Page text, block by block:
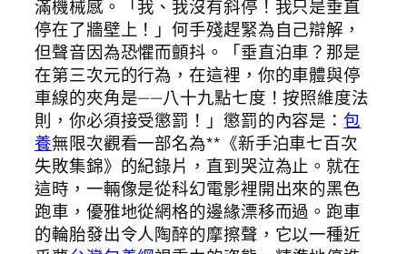
滿機械感。「我、我沒有斜停！我只是垂直
停在了牆壁上！」何手殘趕緊為自己辯解，
但聲音因為恐懼而顫抖。「垂直泊車？那是
在第三次元的行為，在這裡，你的車體與停
車線的夾角是——八十九點七度！按照維度法
則，你必須接受懲罰！」懲罰的內容是：包
養無限次觀看一部名為**《新手泊車七百次
失敗集錦》的紀錄片，直到哭泣為止。就在
這時，一輛像是從科幻電影裡開出來的黑色
跑車，優雅地從網格的邊緣漂移而過。跑車
的輪胎發出令人陶醉的摩擦聲，它以一種近